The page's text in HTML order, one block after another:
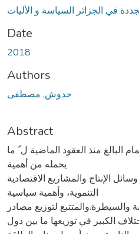
Date
2018
Authors
حدوش, مصطفى
Abstract
البالغ منذ العقود الماضية ل ّ ما
يحمله من أهمية
الإنتاج والمشاريع الاقتصادية
التنموية، وأهمية سياسية
والسيطرة.والمتتبع لتوزيع مصادر
الكبير في توزيعها ما بين دول